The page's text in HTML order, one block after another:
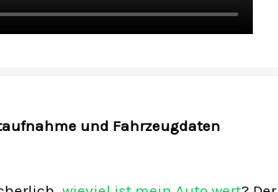
und Fahrzeugdaten